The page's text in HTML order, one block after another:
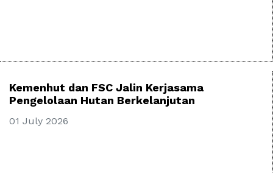
Kemenhut dan FSC Jalin Kerjasama
Pengelolaan Hutan Berkelanjutan
01 July 2026